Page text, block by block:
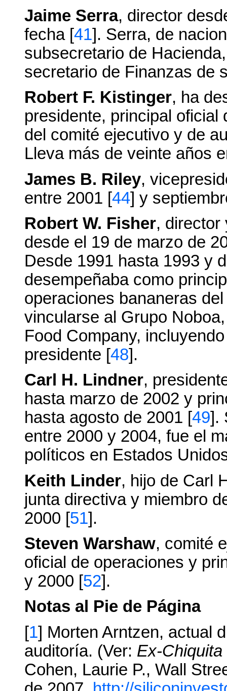
Jaime Serra, director
fecha [41]. Serra, de
subsecretario de
secretario de Finanzas de
Robert F. Kistinger, ha
presidente, principal oficial
del comité ejecutivo y de
Lleva más de veinte años
James B. Riley,
entre 2001 [44] y
Robert W. Fisher, director
desde el 19 de marzo de
Desde 1991 hasta 1993 y
desempeñaba como
operaciones bananeras
vincularse al Grupo
Food Company,
presidente [48].
Carl H. Lindner,
hasta marzo de 2002 y
hasta agosto de 2001 [49].
entre 2000 y 2004, fue el
políticos en Estados
Keith Linder, hijo de Carl
junta directiva y miembro
2000 [51].
Steven Warshaw, comité
oficial de operaciones y
y 2000 [52].
Notas al Pie de Página
[1] Morten Arntzen, actual
auditoría. (Ver: Ex-
Cohen, Laurie P., Wall